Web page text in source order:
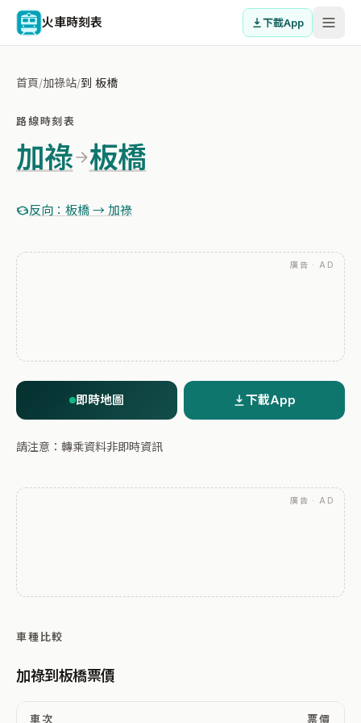
火車時刻表 下載App
首頁/加祿站/到 板橋
路線時刻表
加祿 板橋
反向：板橋 → 加祿
廣告 · AD
即時地圖 下載App
請注意：轉乘資料非即時資訊
廣告 · AD
車種比較
加祿到板橋票價
車次 票價